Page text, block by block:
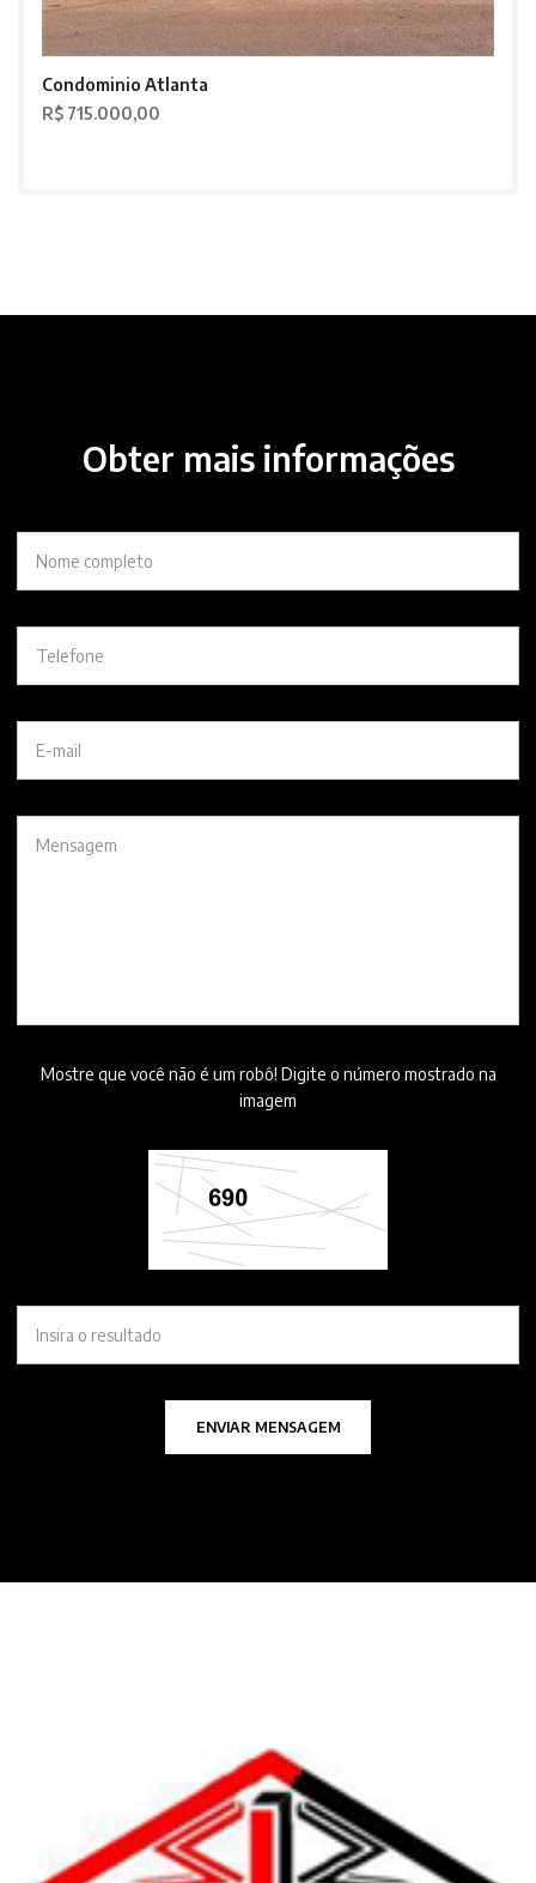
Condominio Atlanta
R$ 715.000,00
Obter mais informações
Mostre que você não é um robô! Digite o número mostrado na
imagem
ENVIAR MENSAGEM